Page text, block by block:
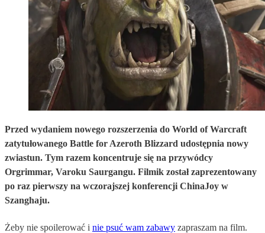
Przed wydaniem nowego rozszerzenia do World of Warcraft
zatytułowanego Battle for Azeroth Blizzard udostępnia nowy
zwiastun. Tym razem koncentruje się na przywódcy
Orgrimmar, Varoku Saurgangu. Filmik został zaprezentowany
po raz pierwszy na wczorajszej konferencji ChinaJoy w
Szanghaju.
Żeby nie spoilerować i nie psuć wam zabawy zapraszam na film.